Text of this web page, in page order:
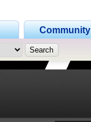
Community